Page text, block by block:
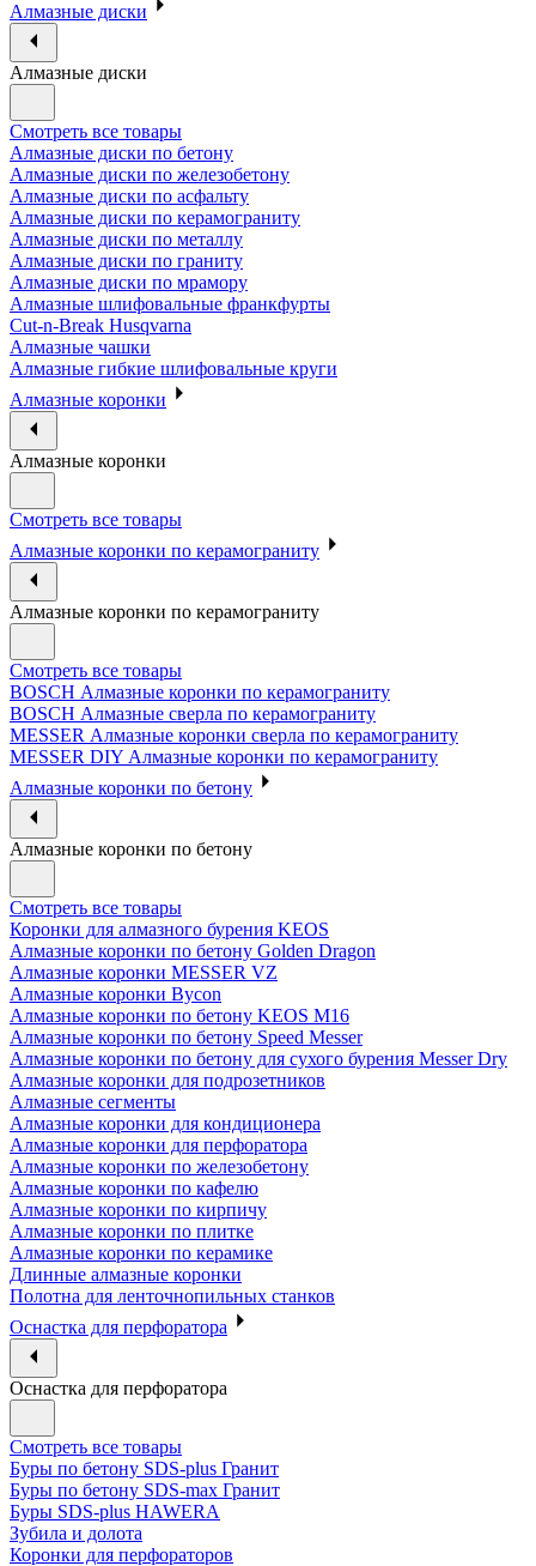
Алмазные диски
Алмазные диски
Смотреть все товары
Алмазные диски по бетону
Алмазные диски по железобетону
Алмазные диски по асфальту
Алмазные диски по керамограниту
Алмазные диски по металлу
Алмазные диски по граниту
Алмазные диски по мрамору
Алмазные шлифовальные франкфурты
Cut-n-Break Husqvarna
Алмазные чашки
Алмазные гибкие шлифовальные круги
Алмазные коронки
Алмазные коронки
Смотреть все товары
Алмазные коронки по керамограниту
Алмазные коронки по керамограниту
Смотреть все товары
BOSCH Алмазные коронки по керамограниту
BOSCH Алмазные сверла по керамограниту
MESSER Алмазные коронки сверла по керамограниту
MESSER DIY Алмазные коронки по керамограниту
Алмазные коронки по бетону
Алмазные коронки по бетону
Смотреть все товары
Коронки для алмазного бурения KEOS
Алмазные коронки по бетону Golden Dragon
Алмазные коронки MESSER VZ
Алмазные коронки Bycon
Алмазные коронки по бетону KEOS M16
Алмазные коронки по бетону Speed Messer
Алмазные коронки по бетону для сухого бурения Messer Dry
Алмазные коронки для подрозетников
Алмазные сегменты
Алмазные коронки для кондиционера
Алмазные коронки для перфоратора
Алмазные коронки по железобетону
Алмазные коронки по кафелю
Алмазные коронки по кирпичу
Алмазные коронки по плитке
Алмазные коронки по керамике
Длинные алмазные коронки
Полотна для ленточнопильных станков
Оснастка для перфоратора
Оснастка для перфоратора
Смотреть все товары
Буры по бетону SDS-plus Гранит
Буры по бетону SDS-max Гранит
Буры SDS-plus HAWERA
Зубила и долота
Коронки для перфораторов